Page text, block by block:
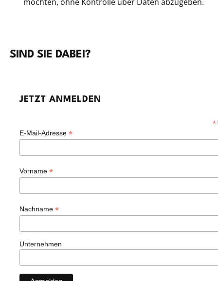
SIND SIE DABEI?
JETZT ANMELDEN
*
E-Mail-Adresse *
Vorname *
Nachname *
Unternehmen